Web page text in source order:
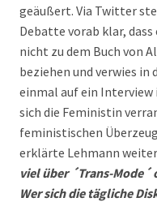
geäußert. Via Twitter
Debatte vorab klar,
nicht zu dem Buch von
beziehen und verwies in
einmal auf ein Interview
sich die Feministin
feministischen
erklärte Lehmann
viel über ´Trans-Mode´
Wer sich die tägliche